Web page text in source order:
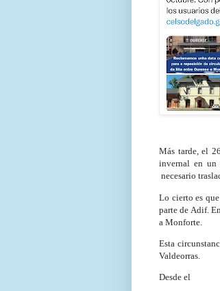
Más tarde, el
invernal en un
necesario
Lo cierto es
parte de Adif.
a Monforte.
Esta
Valdeorras.
Desde el